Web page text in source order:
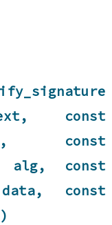
const
const
alg, const
const